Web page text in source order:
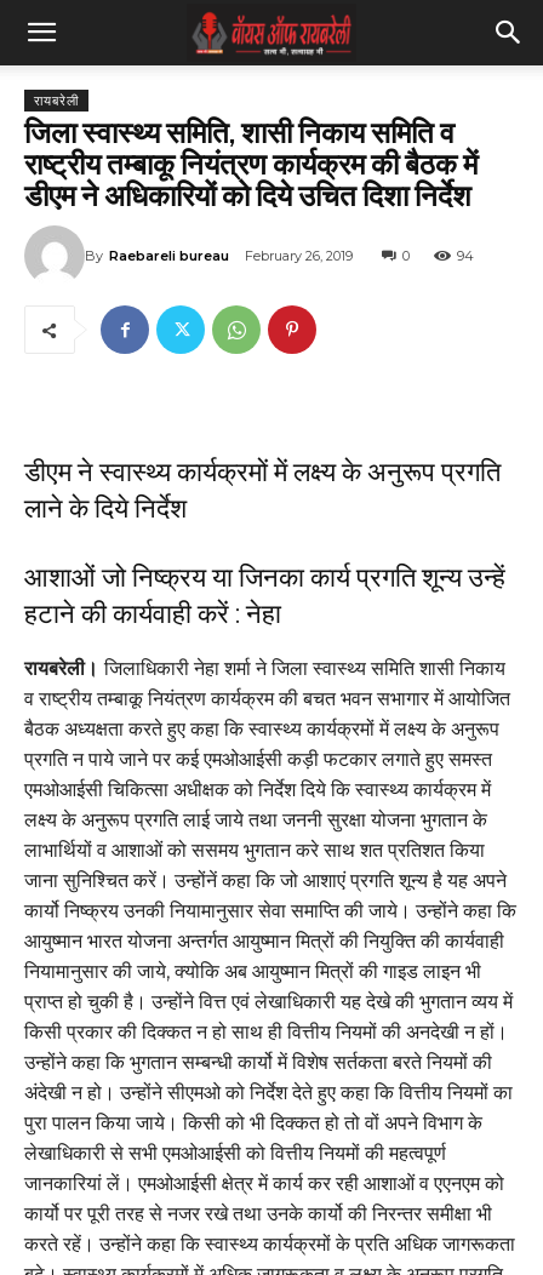
रायबरेली
जिला स्वास्थ्य समिति, शासी निकाय समिति व
राष्ट्रीय तम्बाकू नियंत्रण कार्यक्रम की बैठक में
डीएम ने अधिकारियों को दिये उचित दिशा निर्देश
By Raebareli bureau February 26, 2019 0 94
डीएम ने स्वास्थ्य कार्यक्रमों में लक्ष्य के अनुरूप प्रगति
लाने के दिये निर्देश
आशाओं जो निष्क्रय या जिनका कार्य प्रगति शून्य उन्हें
हटाने की कार्यवाही करें : नेहा
रायबरेली।जिलाधिकारी नेहा शर्मा ने जिला स्वास्थ्य समिति शासी निकाय
व राष्ट्रीय तम्बाकू नियंत्रण कार्यक्रम की बचत भवन सभागार में आयोजित
बैठक अध्यक्षता करते हुए कहा कि स्वास्थ्य कार्यक्रमों में लक्ष्य के अनुरूप
प्रगति न पाये जाने पर कई एमओआईसी कड़ी फटकार लगाते हुए समस्त
एमओआईसी चिकित्सा अधीक्षक को निर्देश दिये कि स्वास्थ्य कार्यक्रम में
लक्ष्य के अनुरूप प्रगति लाई जाये तथा जननी सुरक्षा योजना भुगतान के
लाभार्थियों व आशाओं को ससमय भुगतान करे साथ शत प्रतिशत किया
जाना सुनिश्चित करें। उन्होंनें कहा कि जो आशाएं प्रगति शून्य है यह अपने
कार्यो निष्क्रय उनकी नियामानुसार सेवा समाप्ति की जाये। उन्होंने कहा कि
आयुष्मान भारत योजना अन्तर्गत आयुष्मान मित्रों की नियुक्ति की कार्यवाही
नियामानुसार की जाये, क्योकि अब आयुष्मान मित्रों की गाइड लाइन भी
प्राप्त हो चुकी है। उन्होंने वित्त एवं लेखाधिकारी यह देखे की भुगतान व्यय में
किसी प्रकार की दिक्कत न हो साथ ही वित्तीय नियमों की अनदेखी न हों।
उन्होंने कहा कि भुगतान सम्बन्धी कार्यो में विशेष सर्तकता बरते नियमों की
अंदेखी न हो। उन्होंने सीएमओ को निर्देश देते हुए कहा कि वित्तीय नियमों का
पुरा पालन किया जाये। किसी को भी दिक्कत हो तो वों अपने विभाग के
लेखाधिकारी से सभी एमओआईसी को वित्तीय नियमों की महत्वपूर्ण
जानकारियां लें। एमओआईसी क्षेत्र में कार्य कर रही आशाओं व एएनएम को
कार्यो पर पूरी तरह से नजर रखे तथा उनके कार्यो की निरन्तर समीक्षा भी
करते रहें। उन्होंने कहा कि स्वास्थ्य कार्यक्रमों के प्रति अधिक जागरूकता